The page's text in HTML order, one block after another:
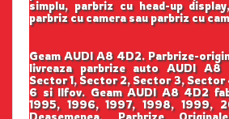
simplu, parbriz cu head-up
parbriz cu camera sau parbriz cu
Geam AUDI A8 4D2. Parbrize-
livreaza parbrize auto AUDI
Sector 1, Sector 2, Sector 3,
6 si Ilfov. Geam AUDI A8 4D2
1995, 1996, 1997, 1998, 1999,